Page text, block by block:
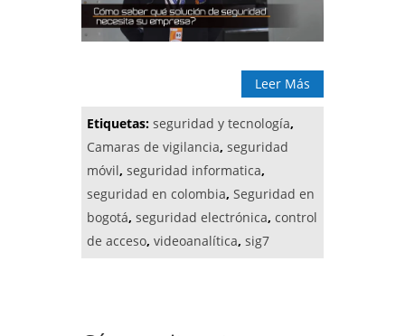
Leer Más
Etiquetas: seguridad y tecnología,
Camaras de vigilancia, seguridad
móvil, seguridad informatica,
seguridad en colombia, Seguridad en
bogotá, seguridad electrónica, control
de acceso, videoanalítica, sig7